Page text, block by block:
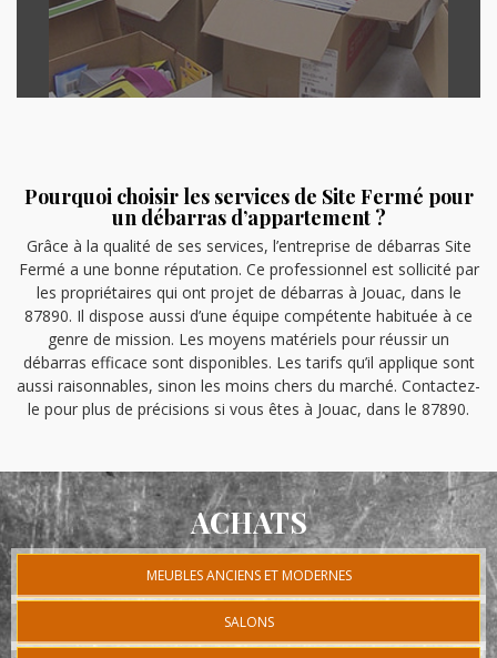
Pourquoi choisir les services de Site Fermé pour
un débarras d’appartement ?
Grâce à la qualité de ses services, l’entreprise de débarras Site
Fermé a une bonne réputation. Ce professionnel est sollicité par
les propriétaires qui ont projet de débarras à Jouac, dans le
87890. Il dispose aussi d’une équipe compétente habituée à ce
genre de mission. Les moyens matériels pour réussir un
débarras efficace sont disponibles. Les tarifs qu’il applique sont
aussi raisonnables, sinon les moins chers du marché. Contactez-
le pour plus de précisions si vous êtes à Jouac, dans le 87890.
ACHATS
MEUBLES ANCIENS ET MODERNES
SALONS